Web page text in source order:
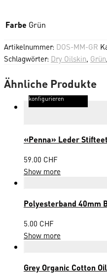
Farbe Grün
Artikelnummer: DOS-MM-GR
Schlagwörter: Dry Oilskin, Grün,
Ähnliche Produkte
konfigurieren
«Penna» Leder
59.00 CHF
Show more
Polyesterband 40mm
5.00 CHF
Show more
Grey Organic Cotton